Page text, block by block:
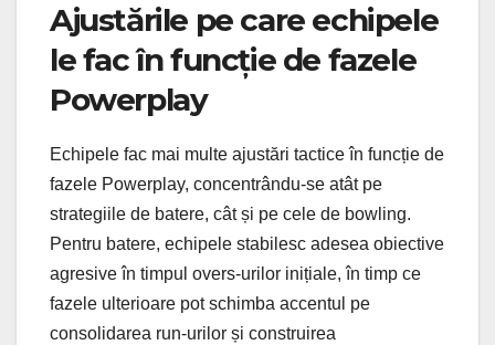
Ajustările pe care echipele
le fac în funcție de fazele
Powerplay
Echipele fac mai multe ajustări tactice în funcție de
fazele Powerplay, concentrându-se atât pe
strategiile de batere, cât și pe cele de bowling.
Pentru batere, echipele stabilesc adesea obiective
agresive în timpul overs-urilor inițiale, în timp ce
fazele ulterioare pot schimba accentul pe
consolidarea run-urilor și construirea